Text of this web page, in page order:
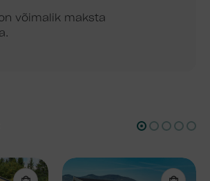
võimalik maksta